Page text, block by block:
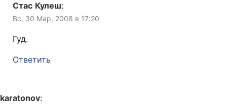
Стас Кулеш:
Вс, 30 Мар, 2008 в 17:20
Гуд.
Ответить
karatonov: